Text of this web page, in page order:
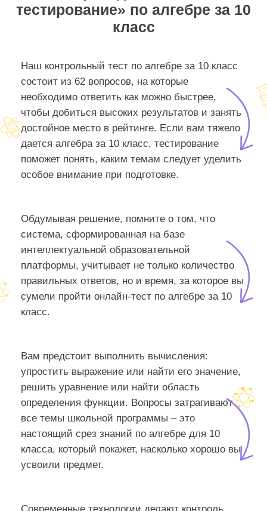
тестирование» по алгебре за 10
класс
Наш контрольный тест по алгебре за 10 класс
состоит из 62 вопросов, на которые
необходимо ответить как можно быстрее,
чтобы добиться высоких результатов и занять
достойное место в рейтинге. Если вам тяжело
дается алгебра за 10 класс, тестирование
поможет понять, каким темам следует уделить
особое внимание при подготовке.
Обдумывая решение, помните о том, что
система, сформированная на базе
интеллектуальной образовательной
платформы, учитывает не только количество
правильных ответов, но и время, за которое вы
сумели пройти онлайн-тест по алгебре за 10
класс.
Вам предстоит выполнить вычисления:
упростить выражение или найти его значение,
решить уравнение или найти область
определения функции. Вопросы затрагивают
все темы школьной программы – это
настоящий срез знаний по алгебре для 10
класса, который покажет, насколько хорошо вы
усвоили предмет.